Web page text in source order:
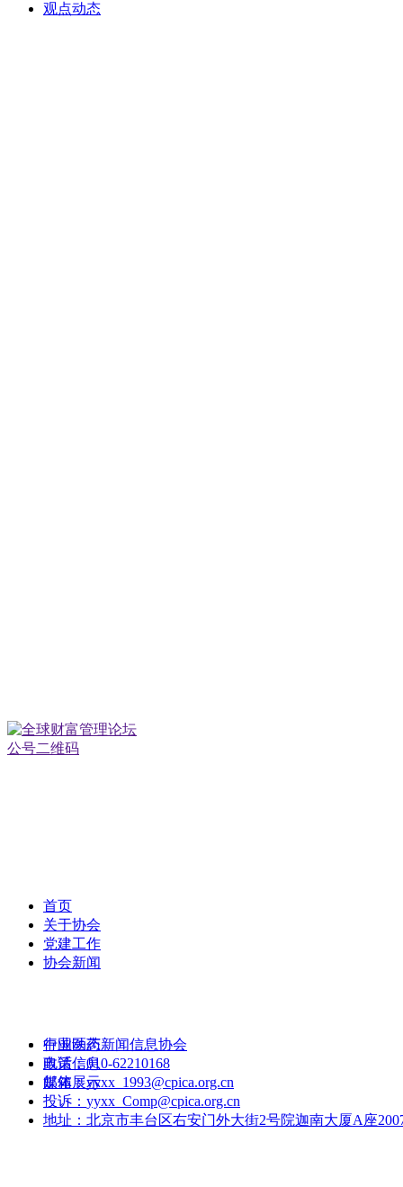
观点动态
微信公众号
首页
关于协会
党建工作
协会新闻
行业动态
政策信息
媒体展示
中国医药新闻信息协会
电话：010-62210168
邮箱：yyxx_1993@cpica.org.cn
投诉： yyxx_Comp@cpica.org.cn
地址： 北京市丰台区右安门外大街2号院迦南大厦A座